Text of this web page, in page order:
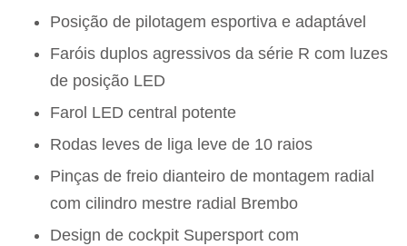
Posição de pilotagem esportiva e adaptável
Faróis duplos agressivos da série R com luzes
de posição LED
Farol LED central potente
Rodas leves de liga leve de 10 raios
Pinças de freio dianteiro de montagem radial
com cilindro mestre radial Brembo
Design de cockpit Supersport com